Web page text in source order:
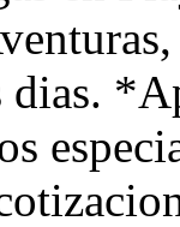
dias.